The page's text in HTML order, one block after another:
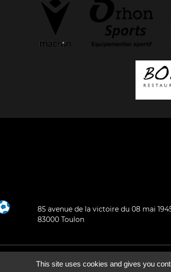
85 avenue de la victoire du 08 mai
83000 Toulon
sommes-nous ?
- Conception :epartenair e
This site uses cookies and gives you